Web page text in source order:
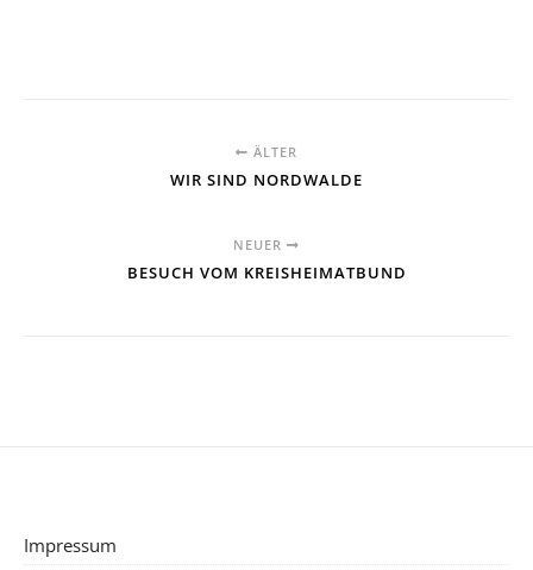
ÄLTER
WIR SIND NORDWALDE
NEUER
BESUCH VOM KREISHEIMATBUND
Impressum